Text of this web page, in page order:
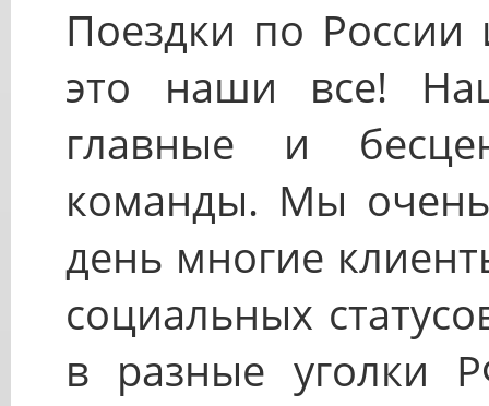
Поездки по
это наши все!
главные и
команды. Мы
день многие
социальных
в разные уголки